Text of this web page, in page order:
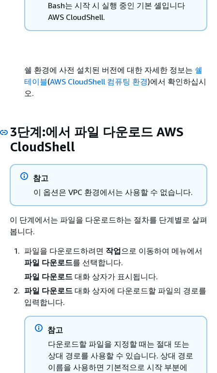
Bash는 시작 시 실행 중인 기본 셸입니다
AWS CloudShell.
쉘 환경에 사전 설치된 버전에 대한 자세한 정보는 쉘
테이블(AWS CloudShell 컴퓨팅 환경)에서 확인하십시
오.
3단계:에서 파일 다운로드 AWS
CloudShell
참고
이 옵션은 VPC 환경에서는 사용할 수 없습니다.
이 단계에서는 파일을 다운로드하는 절차를 단계별로 살펴
봅니다.
파일을 다운로드하려면 작업으로 이동하여 메뉴에서
파일 다운로드를 선택합니다.
파일 다운로드 대화 상자가 표시됩니다.
파일 다운로드 대화 상자에 다운로드할 파일의 경로를
입력합니다.
참고
다운로드할 파일을 지정할 때는 절대 또는
상대 경로를 사용할 수 있습니다. 상대 경로
이름을 사용하면 기본적으로 시작 부분에